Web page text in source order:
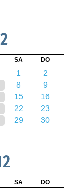
SA DO
1
2
8
9
15
16
22
23
29
30
SA DO